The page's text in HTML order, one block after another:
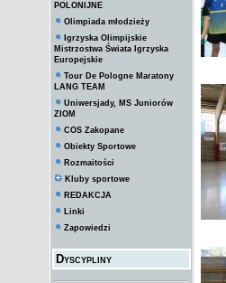
POLONIJNE
Olimpiada młodzieży
Igrzyska Olimpijskie
Mistrzostwa Świata Igrzyska
Europejskie
Tour De Pologne Maratony
LANG TEAM
Uniwersjady, MS Juniorów
ZIOM
COS Zakopane
Obiekty Sportowe
Rozmaitości
Kluby sportowe
REDAKCJA
Linki
Zapowiedzi
Dyscypliny